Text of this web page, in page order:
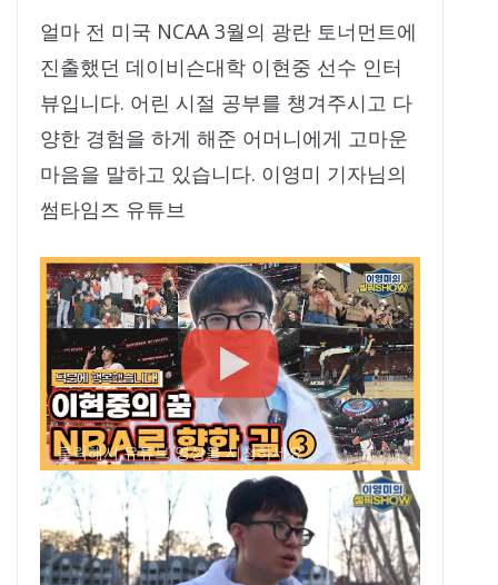
얼마 전 미국 NCAA 3월의 광란 토너먼트에
진출했던 데이비슨대학 이현중 선수 인터
뷰입니다. 어린 시절 공부를 챙겨주시고 다
양한 경험을 하게 해준 어머니에게 고마운
마음을 말하고 있습니다. 이영미 기자님의
썸타임즈 유튜브
클릭해서 유튜브 영상을 시청하세요